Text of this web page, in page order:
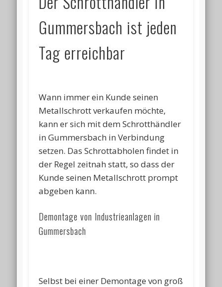
Gummersbach ist jeden
Tag erreichbar
Wann immer ein Kunde seinen
Metallschrott verkaufen möchte,
kann er sich mit dem Schrotthändler
in Gummersbach in Verbindung
setzen. Das Schrottabholen findet in
der Regel zeitnah statt, so dass der
Kunde seinen Metallschrott prompt
abgeben kann.
Demontage von Industrieanlagen in
Gummersbach
Selbst bei einer Demontage von groß